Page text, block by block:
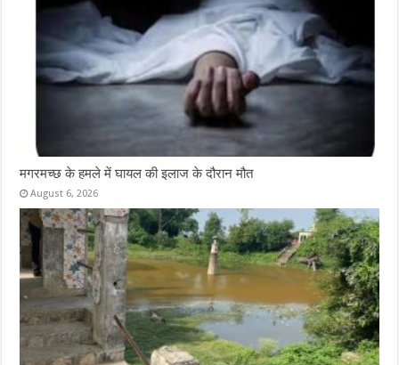
मगरमच्छ के हमले में घायल की इलाज के दौरान मौत
August 6, 2026